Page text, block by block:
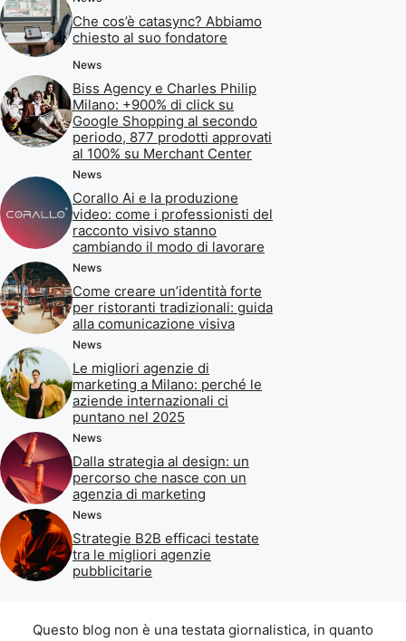
Che cos’è catasync? Abbiamo
chiesto al suo fondatore
News
Biss Agency e Charles Philip
Milano: +900% di click su
Google Shopping al secondo
periodo, 877 prodotti approvati
al 100% su Merchant Center
News
Corallo Ai e la produzione
video: come i professionisti del
racconto visivo stanno
cambiando il modo di lavorare
News
Come creare un’identità forte
per ristoranti tradizionali: guida
alla comunicazione visiva
News
Le migliori agenzie di
marketing a Milano: perché le
aziende internazionali ci
puntano nel 2025
News
Dalla strategia al design: un
percorso che nasce con un
agenzia di marketing
News
Strategie B2B efficaci testate
tra le migliori agenzie
pubblicitarie
Questo blog non è una testata giornalistica, in quanto